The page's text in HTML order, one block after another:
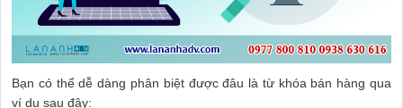
Bạn có thể dễ dàng phân biệt được đâu là từ khóa bán hàng qua
ví dụ sau đây: